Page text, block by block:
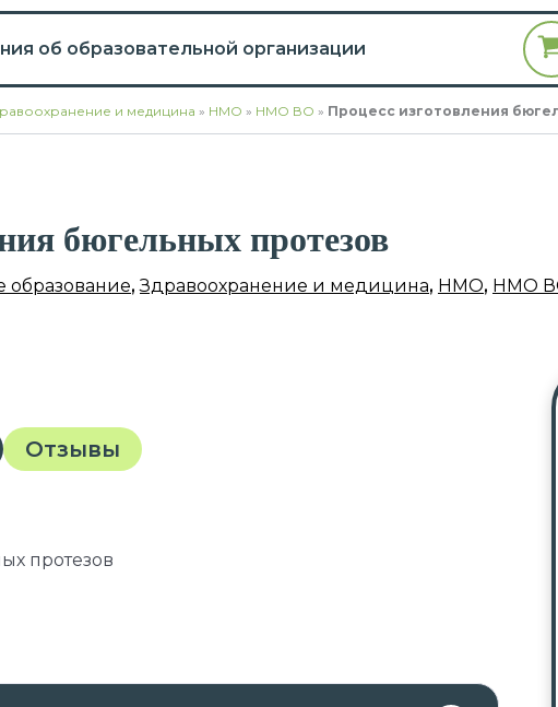
об образовательной организации
и медицина » НМО » НМО ВО » Процесс изготовления
бюгельных протезов
,Здравоохранение и медицина, НМО, НМО
Отзывы
протезов